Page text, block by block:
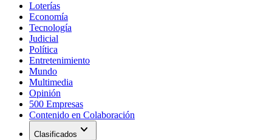
Loterías
Economía
Tecnología
Judicial
Política
Entretenimiento
Mundo
Multimedia
Opinión
500 Empresas
Contenido en Colaboración
Clasificados expand_more